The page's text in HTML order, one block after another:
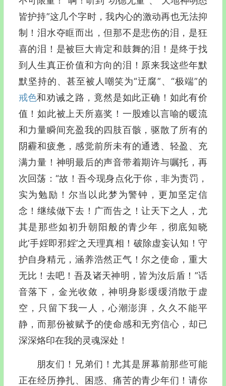
皆护持”这几个字时，我内心的激动再也无法抑
制！泪水夺眶而出，但那不是悲伤的泪，是狂
喜的泪！是被巨大肯定和鼓舞的泪！是终于找
到人生真正价值和方向的泪！原来我这些年默
默坚持的、甚至被人嘲笑为“迂腐”、“极端”的
戒色和劝诫之路，竟然是如此正确！如此有价
值！如此被上天所嘉奖！一股难以言喻的暖流
和力量瞬间充盈我的四肢百骸，驱散了所有的
阴霾和疲惫，感觉前所未有的通透、轻盈、充
满力量！神明最后的声音带着期许与嘱托，再
次回荡：“故！吾今现身点化于你，非为责罚，
实为勉励！尔当以此梦为警钟，更加坚定信
念！继续做下去！广而告之！让天下之人，尤
其是那些如初升朝阳般的青少年，彻底知晓
此‘手婬即邪婬’之天理真相！破除虚妄认知！守
护自身精元，涵养浩然正气！尔之使命，重大
无比！去吧！吾及诸天神明，皆为汝后盾！”话
音落下，金光收敛，神明身影缓缓消散于虚
空，只留下我一人，心潮澎湃，久久不能平
静，而那份被赋予的使命感和无穷信心，却已
深深烙印在我的灵魂深处！
朋友们！兄弟们！尤其是屏幕前那些可能
正在经历挣扎、困惑、痛苦的青少年们！请你